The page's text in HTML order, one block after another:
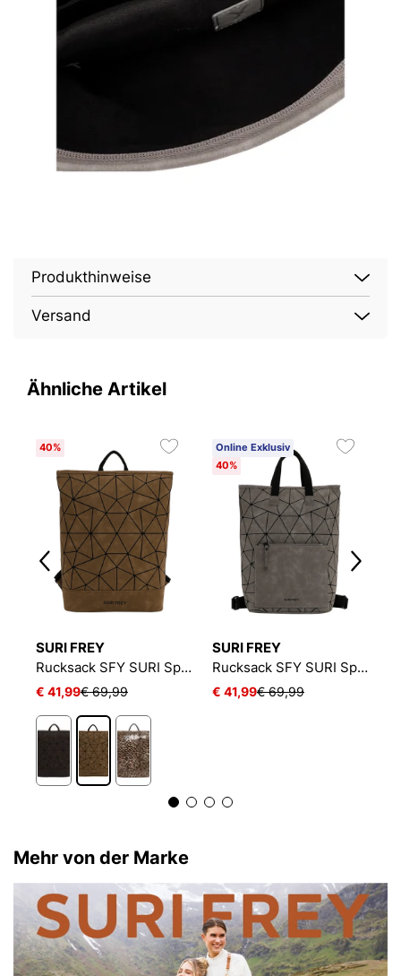
Produkthinweise
Versand
Ähnliche Artikel
40%
SURI FREY
Rucksack SFY SURI Sports Jessy-Lu
€ 41,99€ 69,99
Online Exklusiv
40%
SURI FREY
Rucksack SFY SURI Sports Jessy-Lu
€ 41,99€ 69,99
Mehr von der Marke